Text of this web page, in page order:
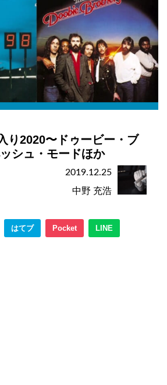
り2020〜ドゥービー・ブ
シュ・モードほか
2019.12.25
中野 充浩
はてブ Pocket LINE